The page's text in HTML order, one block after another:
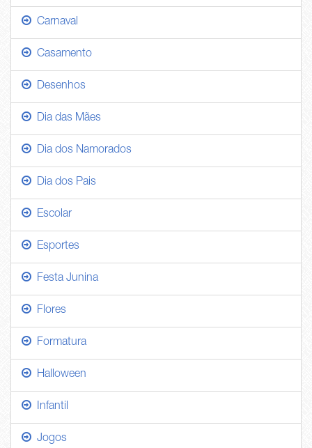
Carnaval
Casamento
Desenhos
Dia das Mães
Dia dos Namorados
Dia dos Pais
Escolar
Esportes
Festa Junina
Flores
Formatura
Halloween
Infantil
Jogos